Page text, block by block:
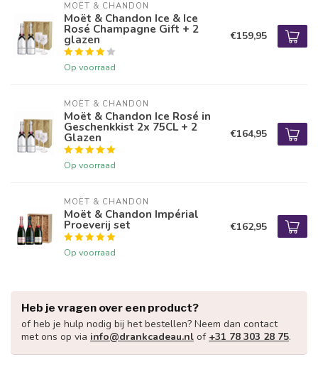
MOËT & CHANDON
Moët & Chandon Ice & Ice
Rosé Champagne Gift + 2
glazen
Op voorraad
€159,95
MOËT & CHANDON
Moët & Chandon Ice Rosé in
Geschenkkist 2x 75CL + 2
Glazen
Op voorraad
€164,95
MOËT & CHANDON
Moët & Chandon Impérial
Proeverij set
Op voorraad
€162,95
Heb je vragen over een product?
of heb je hulp nodig bij het bestellen? Neem dan contact
met ons op via info@drankcadeau.nl of +31 78 303 28 75.